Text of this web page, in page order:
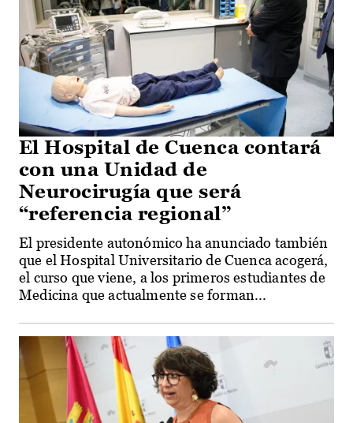
El Hospital de Cuenca contará
con una Unidad de
Neurocirugía que será
“referencia regional”
El presidente autonómico ha anunciado también
que el Hospital Universitario de Cuenca acogerá,
el curso que viene, a los primeros estudiantes de
Medicina que actualmente se forman...